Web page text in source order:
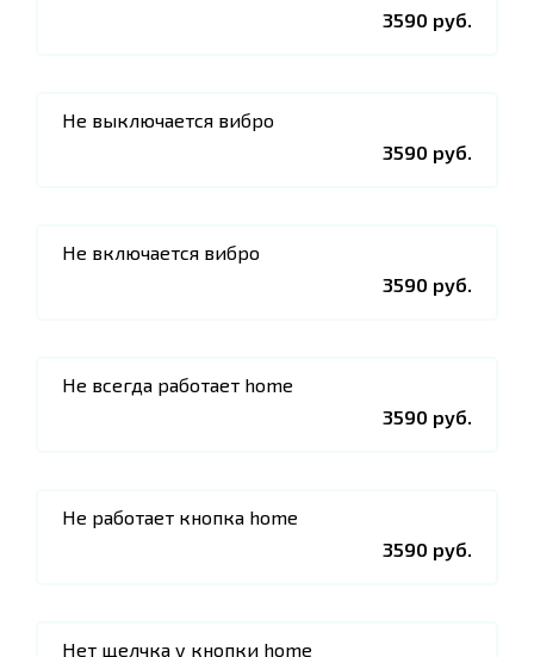
3590 руб.
Не выключается вибро
3590 руб.
Не включается вибро
3590 руб.
Не всегда работает home
3590 руб.
Не работает кнопка home
3590 руб.
Нет щелчка у кнопки home